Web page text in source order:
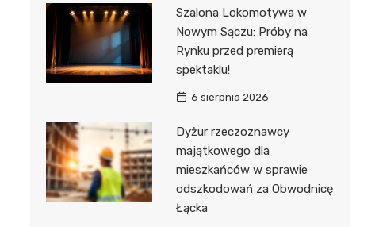
Szalona Lokomotywa w
Nowym Sączu: Próby na
Rynku przed premierą
spektaklu!
6 sierpnia 2026
Dyżur rzeczoznawcy
majątkowego dla
mieszkańców w sprawie
odszkodowań za Obwodnicę
Łącka